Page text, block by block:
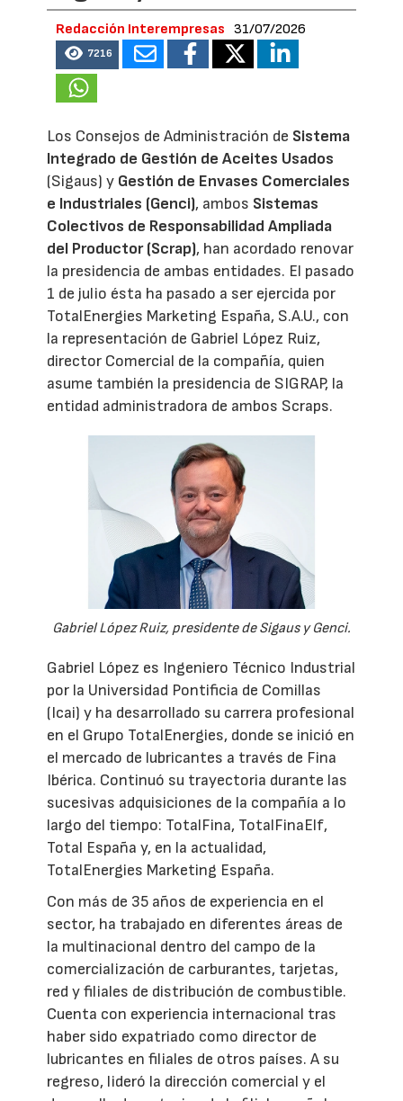
Redacción Interempresas 31/07/2026
7216
Los Consejos de Administración de Sistema
Integrado de Gestión de Aceites Usados
(Sigaus) y Gestión de Envases Comerciales
e Industriales (Genci), ambos Sistemas
Colectivos de Responsabilidad Ampliada
del Productor (Scrap), han acordado renovar
la presidencia de ambas entidades. El pasado
1 de julio ésta ha pasado a ser ejercida por
TotalEnergies Marketing España, S.A.U., con
la representación de Gabriel López Ruiz,
director Comercial de la compañía, quien
asume también la presidencia de SIGRAP, la
entidad administradora de ambos Scraps.
Gabriel López Ruiz, presidente de Sigaus y Genci.
Gabriel López es Ingeniero Técnico Industrial
por la Universidad Pontificia de Comillas
(Icai) y ha desarrollado su carrera profesional
en el Grupo TotalEnergies, donde se inició en
el mercado de lubricantes a través de Fina
Ibérica. Continuó su trayectoria durante las
sucesivas adquisiciones de la compañía a lo
largo del tiempo: TotalFina, TotalFinaElf,
Total España y, en la actualidad,
TotalEnergies Marketing España.
Con más de 35 años de experiencia en el
sector, ha trabajado en diferentes áreas de
la multinacional dentro del campo de la
comercialización de carburantes, tarjetas,
red y filiales de distribución de combustible.
Cuenta con experiencia internacional tras
haber sido expatriado como director de
lubricantes en filiales de otros países. A su
regreso, lideró la dirección comercial y el